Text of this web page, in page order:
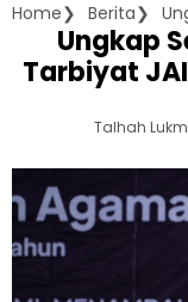
Home Berita
Ungkap
Tarbiyat
Talhah